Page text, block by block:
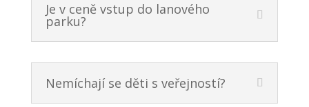
Je v ceně vstup do lanového
parku?
Nemíchají se děti s veřejností?